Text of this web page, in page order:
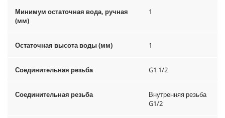
Минимум остаточная вода, ручная
(мм)
1
Остаточная высота воды (мм) 1
Соединительная резьба G1 1/2
Соединительная резьба
Внутренняя резьба
G1/2